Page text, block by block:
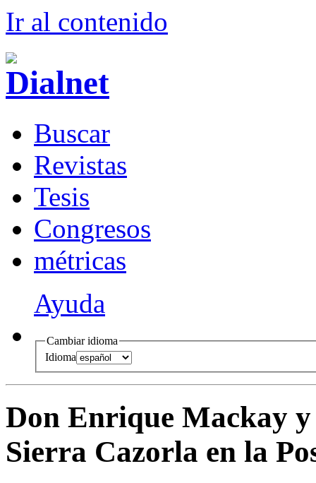
Ir al contenido
Buscar
Revistas
Tesis
Congresos
métricas
Ayuda
Cambiar idioma
Idioma
Don Enrique Mackay
Sierra Cazorla en la